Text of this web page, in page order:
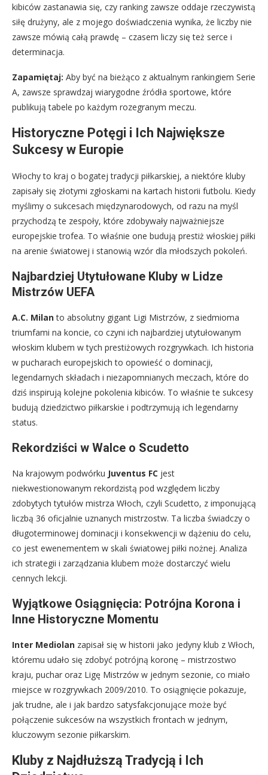
kibiców zastanawia się, czy ranking zawsze oddaje rzeczywistą
siłę drużyny, ale z mojego doświadczenia wynika, że liczby nie
zawsze mówią całą prawdę – czasem liczy się też serce i
determinacja.
Zapamiętaj: Aby być na bieżąco z aktualnym rankingiem Serie
A, zawsze sprawdzaj wiarygodne źródła sportowe, które
publikują tabele po każdym rozegranym meczu.
Historyczne Potęgi i Ich Największe
Sukcesy w Europie
Włochy to kraj o bogatej tradycji piłkarskiej, a niektóre kluby
zapisały się złotymi zgłoskami na kartach historii futbolu. Kiedy
myślimy o sukcesach międzynarodowych, od razu na myśl
przychodzą te zespoły, które zdobywały najważniejsze
europejskie trofea. To właśnie one budują prestiż włoskiej piłki
na arenie światowej i stanowią wzór dla młodszych pokoleń.
Najbardziej Utytułowane Kluby w Lidze
Mistrzów UEFA
A.C. Milanto absolutny gigant Ligi Mistrzów, z siedmioma
triumfami na koncie, co czyni ich najbardziej utytułowanym
włoskim klubem w tych prestiżowych rozgrywkach. Ich historia
w pucharach europejskich to opowieść o dominacji,
legendarnych składach i niezapomnianych meczach, które do
dziś inspirują kolejne pokolenia kibiców. To właśnie te sukcesy
budują dziedzictwo piłkarskie i podtrzymują ich legendarny
status.
Rekordziści w Walce o Scudetto
Na krajowym podwórku Juventus FC jest
niekwestionowanym rekordzistą pod względem liczby
zdobytych tytułów mistrza Włoch, czyli Scudetto, z imponującą
liczbą 36 oficjalnie uznanych mistrzostw. Ta liczba świadczy o
długoterminowej dominacji i konsekwencji w dążeniu do celu,
co jest ewenementem w skali światowej piłki nożnej. Analiza
ich strategii i zarządzania klubem może dostarczyć wielu
cennych lekcji.
Wyjątkowe Osiągnięcia: Potrójna Korona i
Inne Historyczne Momentu
Inter Mediolan zapisał się w historii jako jedyny klub z Włoch,
któremu udało się zdobyć potrójną koronę – mistrzostwo
kraju, puchar oraz Ligę Mistrzów w jednym sezonie, co miało
miejsce w rozgrywkach 2009/2010. To osiągnięcie pokazuje,
jak trudne, ale i jak bardzo satysfakcjonujące może być
połączenie sukcesów na wszystkich frontach w jednym,
kluczowym sezonie piłkarskim.
Kluby z Najdłuższą Tradycją i Ich